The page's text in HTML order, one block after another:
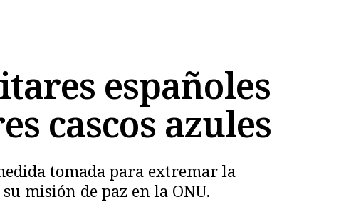
españoles
cascos azules
tomada para extremar la
misión de paz en la ONU.